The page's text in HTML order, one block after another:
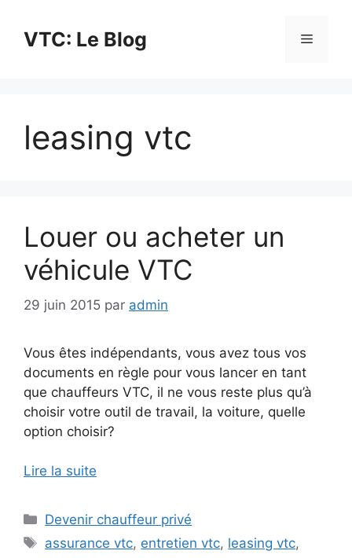
contenuVTC: Le Blog Menu
leasing vtc
Louer ou acheter un
véhicule VTC
29 juin 2015 par admin
Vous êtes indépendants, vous avez tous vos
documents en règle pour vous lancer en tant
que chauffeurs VTC, il ne vous reste plus qu’à
choisir votre outil de travail, la voiture, quelle
option choisir?
Lire la suite
Catégories
Devenir chauffeur privé
Étiquettes
assurance vtc, entretien vtc, leasing vtc,